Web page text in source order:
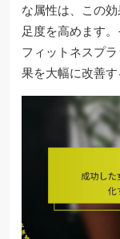
な属性は、この
足度を高めます
フィットネスプ
果を大幅に改善す